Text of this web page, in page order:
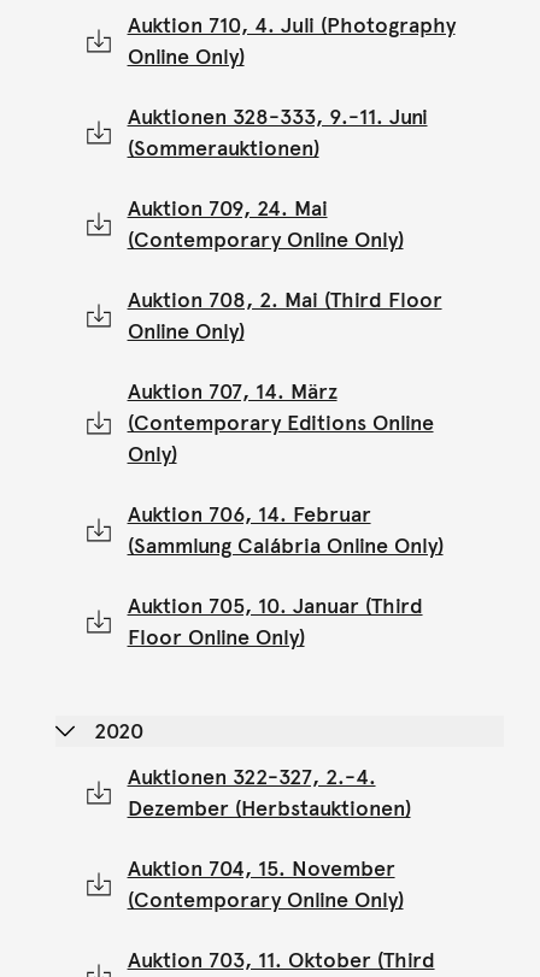
Auktion 710, 4. Juli (Photography
Online Only)
Auktionen 328-333, 9.-11. Juni
(Sommerauktionen)
Auktion 709, 24. Mai
(Contemporary Online Only)
Auktion 708, 2. Mai (Third Floor
Online Only)
Auktion 707, 14. März
(Contemporary Editions Online
Only)
Auktion 706, 14. Februar
(Sammlung Calábria Online Only)
Auktion 705, 10. Januar (Third
Floor Online Only)
2020
Auktionen 322-327, 2.-4.
Dezember (Herbstauktionen)
Auktion 704, 15. November
(Contemporary Online Only)
Auktion 703, 11. Oktober (Third